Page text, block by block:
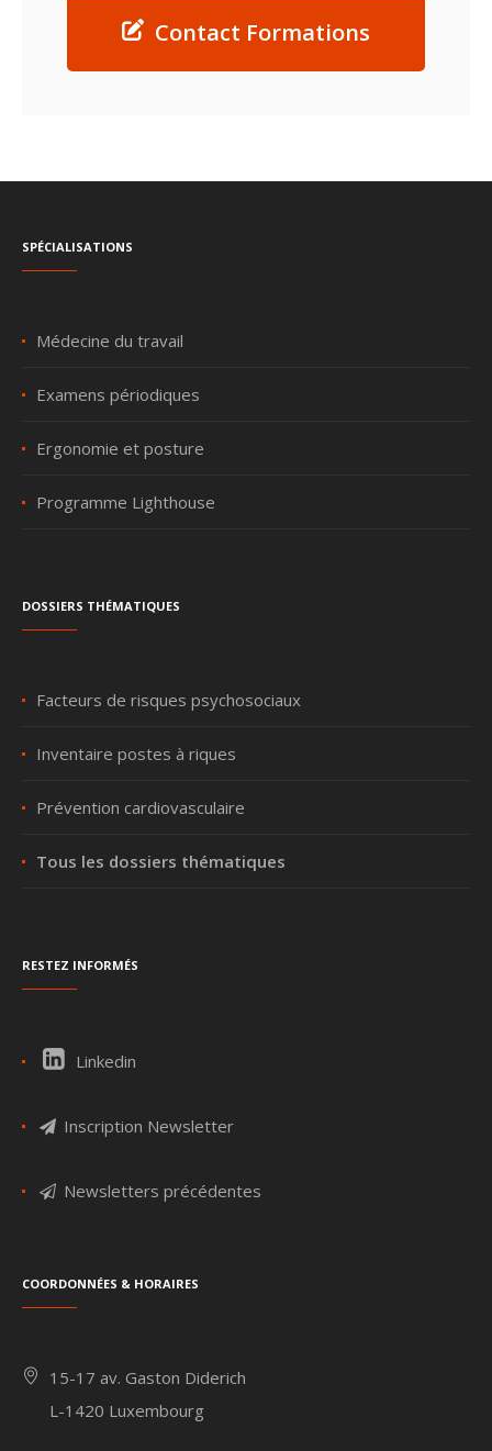
Contact Formations
Spécialisations
Médecine du travail
Examens périodiques
Ergonomie et posture
Programme Lighthouse
Dossiers thématiques
Facteurs de risques psychosociaux
Inventaire postes à riques
Prévention cardiovasculaire
Tous les dossiers thématiques
Restez informés
Linkedin
Inscription Newsletter
Newsletters précédentes
Coordonnées & Horaires
15-17 av. Gaston Diderich
L-1420 Luxembourg